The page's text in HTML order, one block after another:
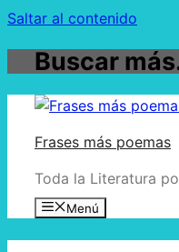
Saltar al contenido
Buscar
Frases más poemas
Toda la Literatura
Menú